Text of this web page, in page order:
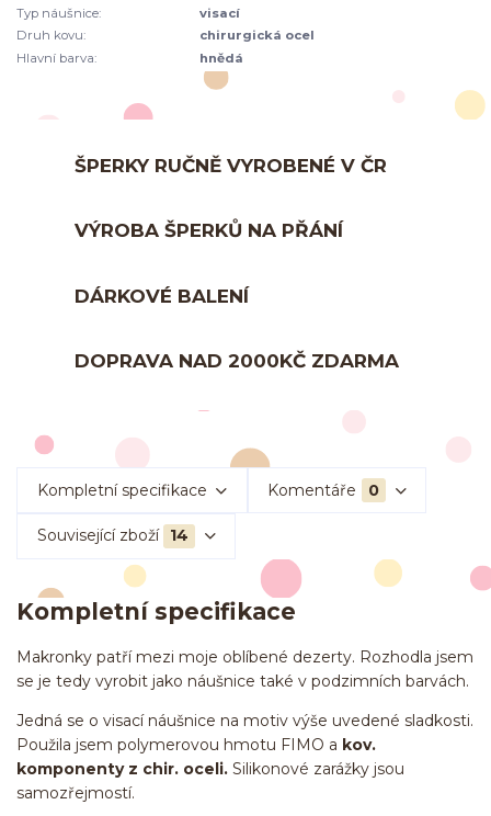
Typ náušnice:
visací
Druh kovu:
chirurgická ocel
Hlavní barva:
hnědá
ŠPERKY RUČNĚ VYROBENÉ V ČR
VÝROBA ŠPERKŮ NA PŘÁNÍ
DÁRKOVÉ BALENÍ
DOPRAVA NAD 2000KČ ZDARMA
Kompletní specifikace Komentáře 0
Související zboží 14
Kompletní specifikace
Makronky patří mezi moje oblíbené dezerty. Rozhodla jsem
se je tedy vyrobit jako náušnice také v podzimních barvách.
Jedná se o visací náušnice na motiv výše uvedené sladkosti.
Použila jsem polymerovou hmotu FIMO a kov.
komponenty z chir. oceli. Silikonové zarážky jsou
samozřejmostí.